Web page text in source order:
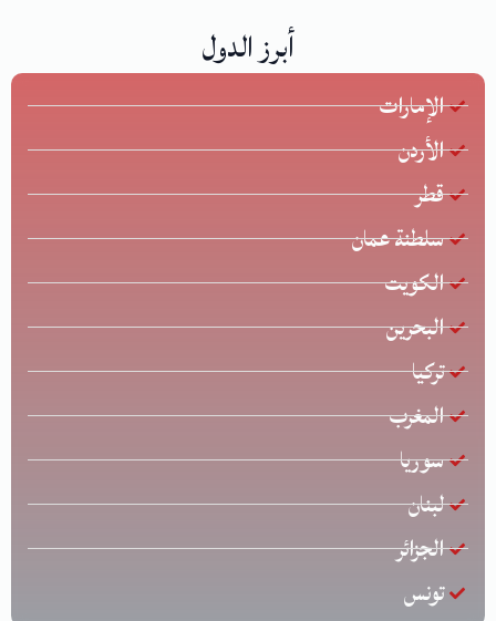
أبرز الدول
الإمارات
الأردن
قطر
سلطنة عمان
الكويت
البحرين
تركيا
المغرب
سوريا
لبنان
الجزائر
تونس